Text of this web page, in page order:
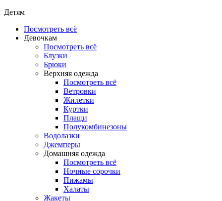
Детям
Посмотреть всё
Девочкам
Посмотреть всё
Блузки
Брюки
Верхняя одежда
Посмотреть всё
Ветровки
Жилетки
Куртки
Плащи
Полукомбинезоны
Водолазки
Джемперы
Домашняя одежда
Посмотреть всё
Ночные сорочки
Пижамы
Халаты
Жакеты